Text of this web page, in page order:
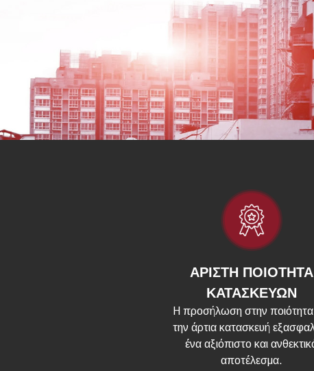
ΑΡΙΣΤΗ ΠΟΙΟΤΗΤΑ
ΚΑΤΑΣΚΕΥΩΝ
Η προσήλωση στην ποιότητα
την άρτια κατασκευή
ένα αξιόπιστο και
αποτέλεσμα.